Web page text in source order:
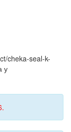
cheka-seal-k-
у